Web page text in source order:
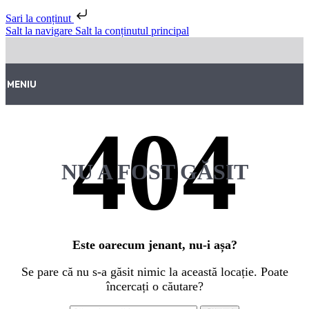
Sari la conținut
Salt la navigare Salt la conținutul principal
MENIU
NU A FOST GĂSIT
Este oarecum jenant, nu-i așa?
Se pare că nu s-a găsit nimic la această locație. Poate
încercați o căutare?